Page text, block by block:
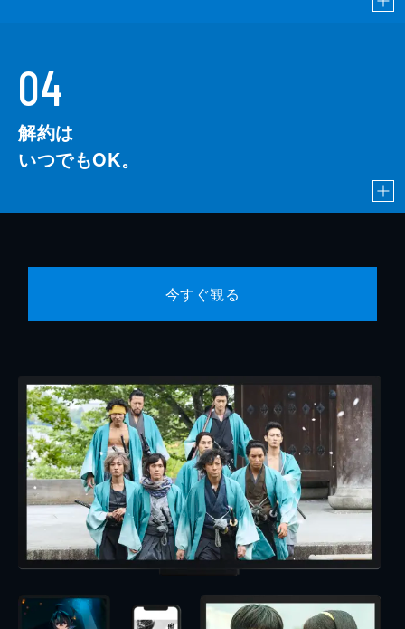
04
解約は
いつでもOK。
今すぐ観る